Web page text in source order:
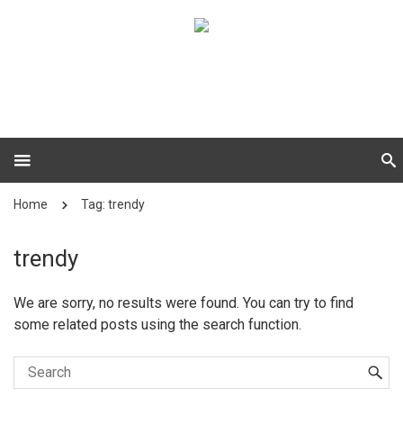
Home Tag: trendy
trendy
We are sorry, no results were found. You can try to find
some related posts using the search function.